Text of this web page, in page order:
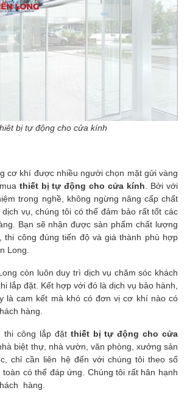
bị tự động cho cửa kính
cơ khí được nhiều người chọn mặt gửi vàng
thiết bị tự động cho cửa kính . Bởi với
trong nghề, không ngừng nâng cấp chất
vụ, chúng tôi có thể đảm bảo rất tốt các
Bạn sẽ nhận được sản phẩm chất lượng
thi công đúng tiến độ và giá thành phù hợp
Long.
còn luôn duy trì dịch vụ chăm sóc khách
lắp đặt. Kết hợp với đó là dịch vụ bảo hành,
là cam kết mà khó có đơn vị cơ khí nào có
hàng.
thi công lắp đặtthiết bị tự động cho cửa
biệt thự, nhà vườn, văn phòng, xưởng sản
chỉ cần liên hệ đến với chúng tôi theo số
có thể đáp ứng. Chúng tôi rất hân hạnh
hàng.